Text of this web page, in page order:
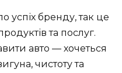
успіх бренду, так це
та послуг.
авто — хочеться
чистоту та